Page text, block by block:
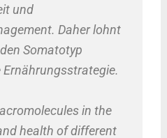
und
Daher lohnt
Somatotyp
in the
health of different